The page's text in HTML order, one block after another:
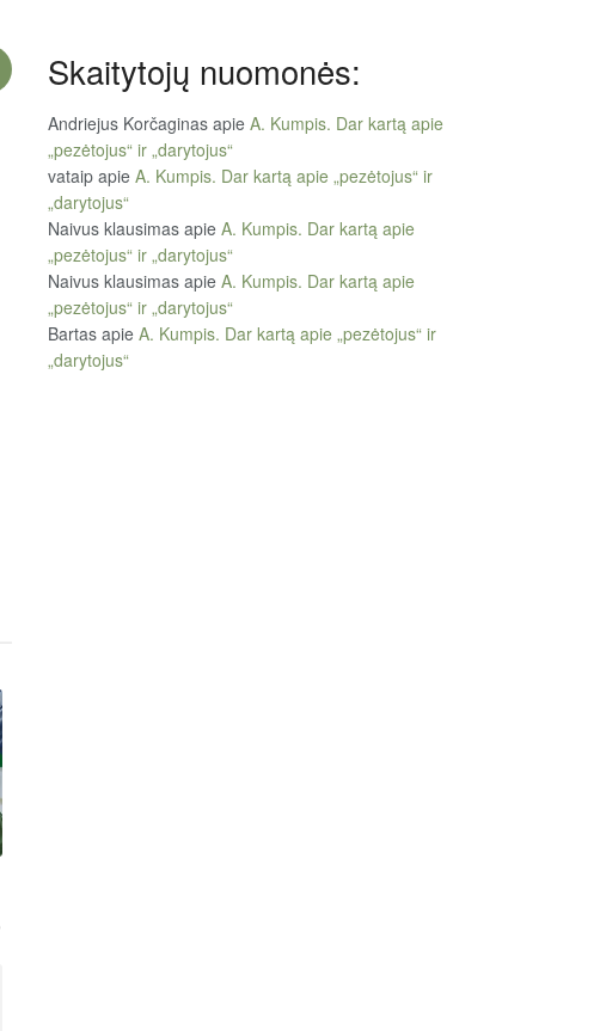
Skaitytojų nuomonės:
Andriejus Korčaginas apie A. Kumpis. Dar kartą apie
„pezėtojus“ ir „darytojus“
vataip apie A. Kumpis. Dar kartą apie „pezėtojus“ ir
„darytojus“
Naivus klausimas apie A. Kumpis. Dar kartą apie
„pezėtojus“ ir „darytojus“
Naivus klausimas apie A. Kumpis. Dar kartą apie
„pezėtojus“ ir „darytojus“
Bartas apie A. Kumpis. Dar kartą apie „pezėtojus“ ir
„darytojus“